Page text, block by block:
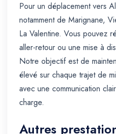
Pour un déplacement vers
notamment de Marignane,
La Valentine. Vous pouvez
aller-retour ou une mise à
Notre objectif est de
élevé sur chaque trajet de
avec une communication
charge.
Autres